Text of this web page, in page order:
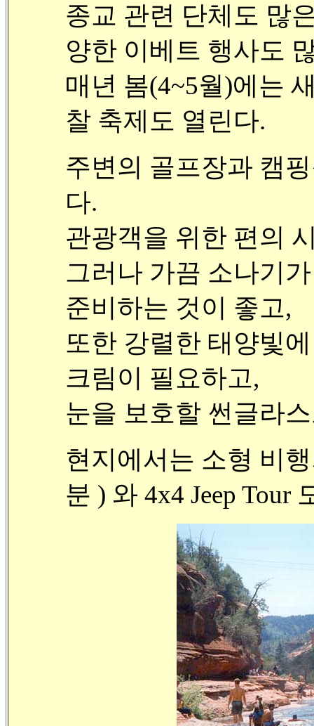
종교 관련 단체도 많
양한 이베트 행사도
매년 봄(4~5월)에는
찰 축제도 열린다.
주변의 골프장과 캠
다.
관광객을 위한 편의
그러나 가끔 소나기
준비하는 것이 좋고,
또한 강렬한 태양빛
크림이 필요하고,
눈을 보호할 썬글라
현지에서는 소형 비
분 ) 와 4x4 Jeep Tour